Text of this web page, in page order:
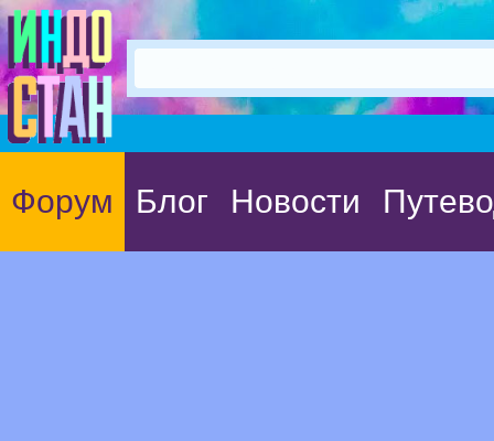
Форум Блог Новости